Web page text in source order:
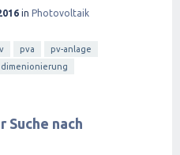
in Photovoltaik
pva
pv-anlage
dimenionierung
Suche nach